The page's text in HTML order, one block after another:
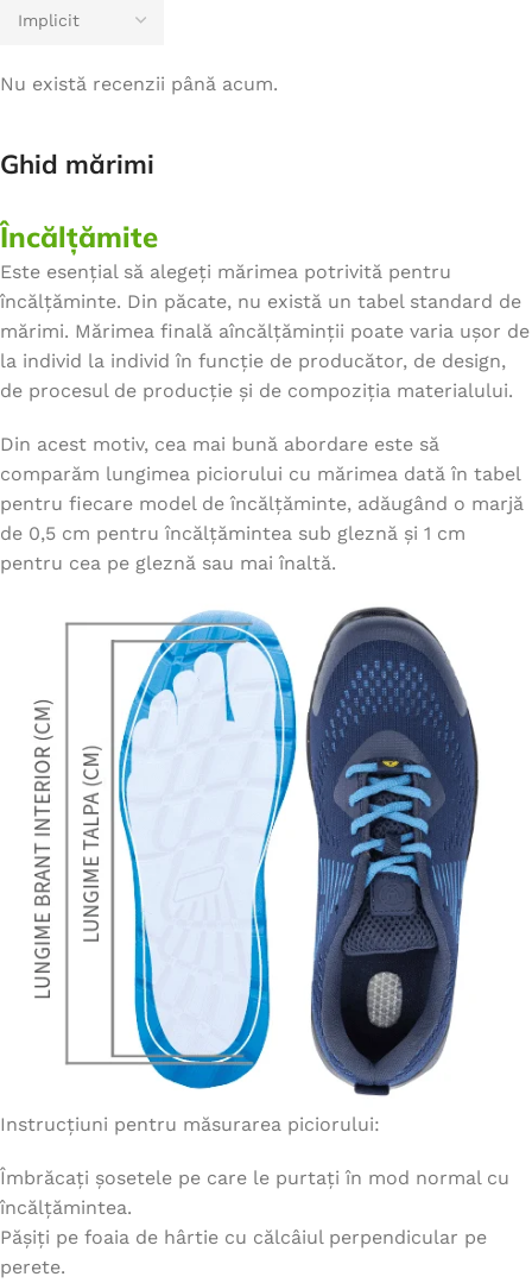
Nu există recenzii până acum.
Ghid mărimi
Încălțămite
Este esențial să alegeți mărimea potrivită pentru
încălțăminte. Din păcate, nu există un tabel standard de
mărimi. Mărimea finală aîncălțăminții poate varia ușor de
la individ la individ în funcție de producător, de design,
de procesul de producție și de compoziția materialului.
Din acest motiv, cea mai bună abordare este să
comparăm lungimea piciorului cu mărimea dată în tabel
pentru fiecare model de încălțăminte, adăugând o marjă
de 0,5 cm pentru încălțămintea sub gleznă și 1 cm
pentru cea pe gleznă sau mai înaltă.
Instrucțiuni pentru măsurarea piciorului:
Îmbrăcați șosetele pe care le purtați în mod normal cu
încălțămintea.
Pășiți pe foaia de hârtie cu călcâiul perpendicular pe
perete.